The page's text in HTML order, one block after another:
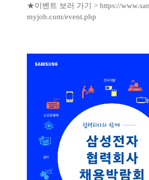
★이벤트 보러 가기 > https://
myjob.com/event.php